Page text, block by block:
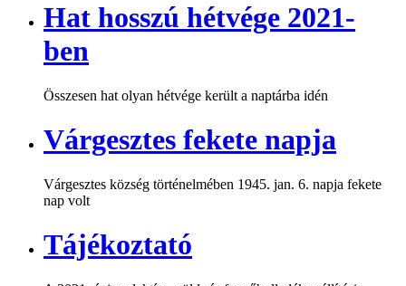
Hat hosszú hétvége 2021-
ben
Összesen hat olyan hétvége került a naptárba idén
Várgesztes fekete napja
Várgesztes község történelmében 1945. jan. 6. napja fekete
nap volt
Tájékoztató